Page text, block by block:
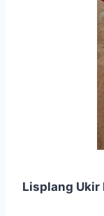
Lisplang Ukir